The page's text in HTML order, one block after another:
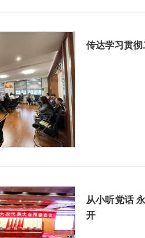
传达学习贯
从小听党话
开